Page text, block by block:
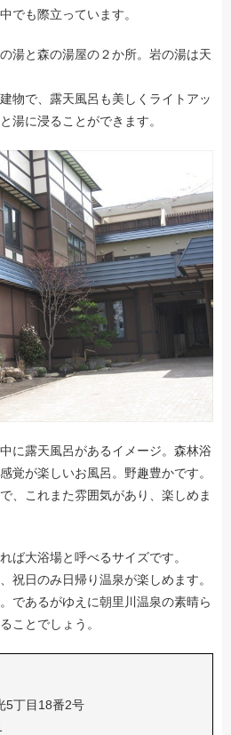
でも際立っています。
湯と森の湯屋の２か所。岩の湯は天
物で、露天風呂も美しくライトアッ
湯に浸ることができます。
に露天風呂があるイメージ。森林浴
覚が楽しいお風呂。野趣豊かです。
、これまた雰囲気があり、楽しめま
ば大浴場と呼べるサイズです。
祝日のみ日帰り温泉が楽しめます。
であるがゆえに朝里川温泉の素晴ら
ことでしょう。
5丁目18番2号